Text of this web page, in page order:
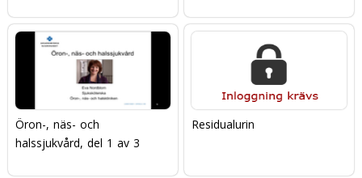
Öron-, näs- och
halssjukvård, del 1 av 3
Residualurin